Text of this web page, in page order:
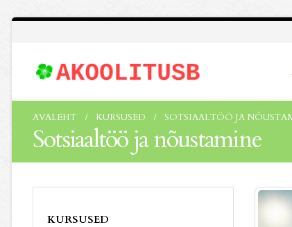
AVALEHT KURSUSED SOTSIAALTÖÖ JA
Sotsiaaltöö ja nõustamine
KURSUSED